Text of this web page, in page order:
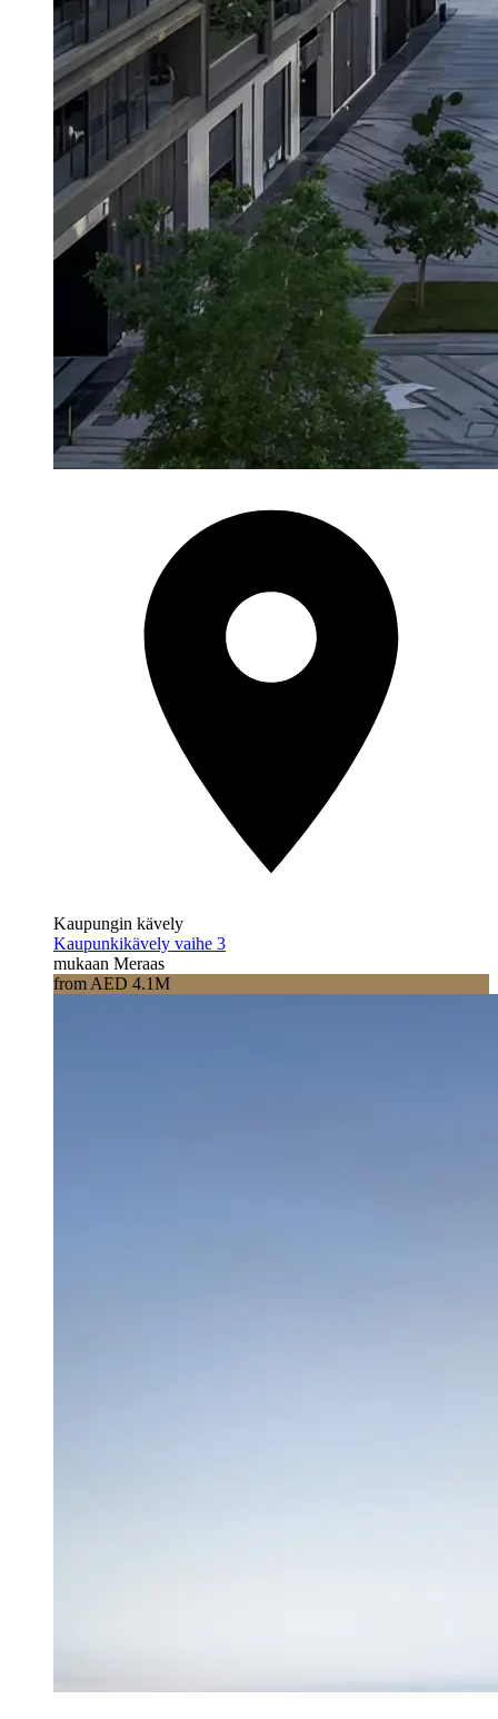
Kaupungin kävely
Kaupunkikävely vaihe 3
mukaan Meraas
from AED 4.1M